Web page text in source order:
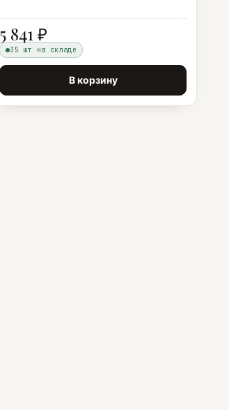
5 841 ₽
35 шт на складе
В корзину